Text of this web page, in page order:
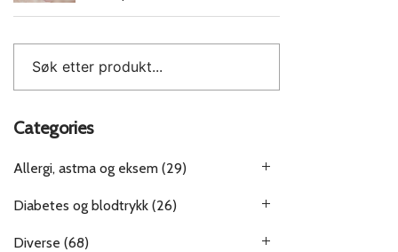
Categories
Allergi, astma og eksem (29)
Diabetes og blodtrykk (26)
Diverse (68)